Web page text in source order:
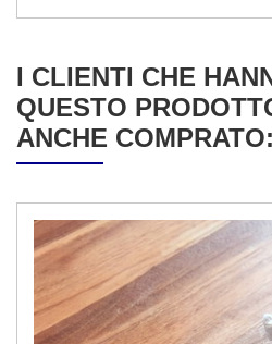
I CLIENTI CHE
QUESTO
ANCHE COMPRATO: